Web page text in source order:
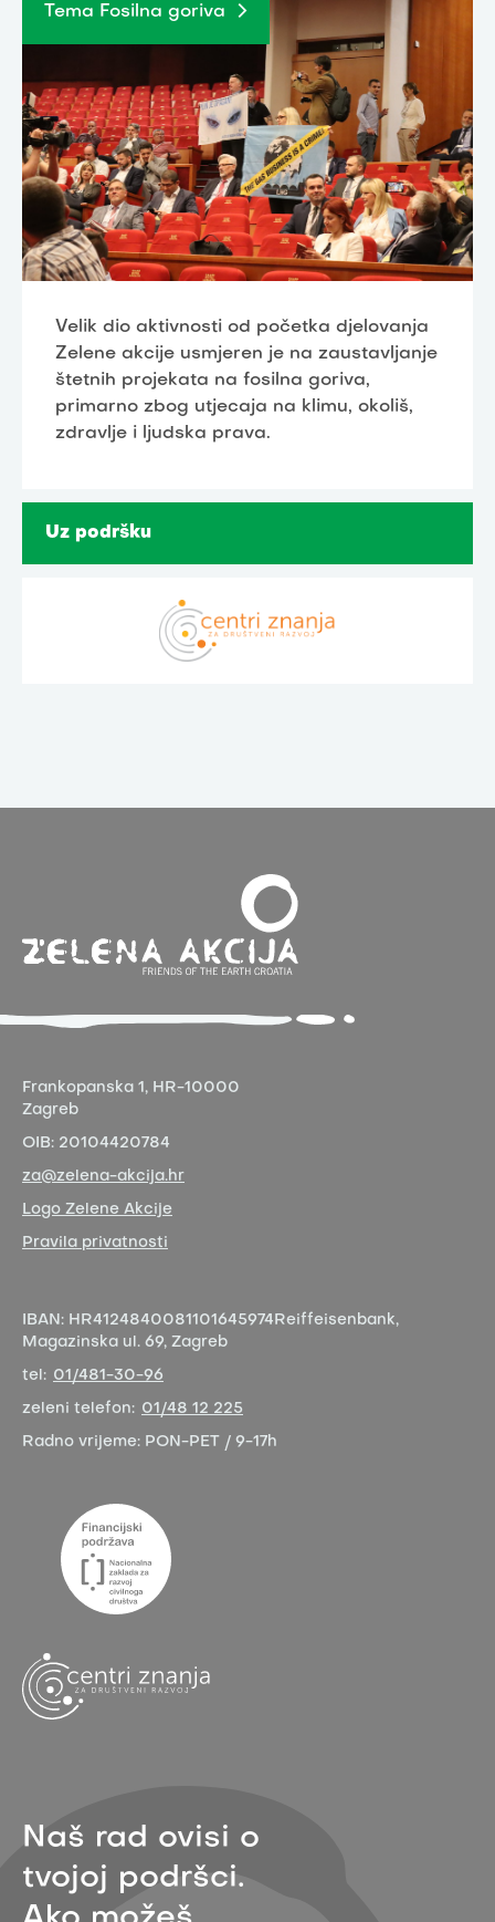
Tema Fosilna goriva
Velik dio aktivnosti od početka djelovanja
Zelene akcije usmjeren je na zaustavljanje
štetnih projekata na fosilna goriva,
primarno zbog utjecaja na klimu, okoliš,
zdravlje i ljudska prava.
Uz podršku
Frankopanska 1, HR-10000
Zagreb
OIB: 20104420784
za@zelena-akcija.hr
Logo Zelene Akcije
Pravila privatnosti
IBAN: HR4124840081101645974 Reiffeisenbank,
Magazinska ul. 69, Zagreb
tel: 01/481-30-96
zeleni telefon: 01/48 12 225
Radno vrijeme: PON-PET / 9-17h
Naš rad ovisi o
tvojoj podršci.